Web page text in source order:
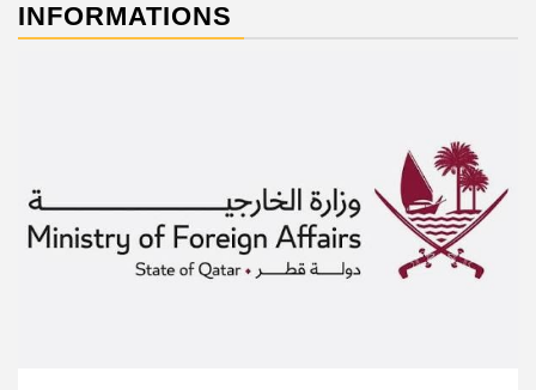
INFORMATIONS